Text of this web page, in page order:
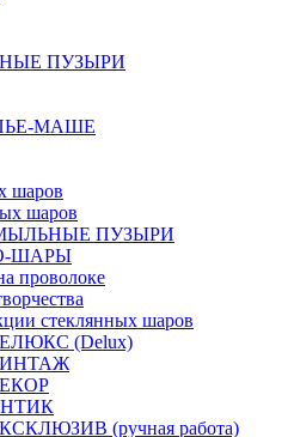
ПУЗЫРИ
МАШЕ
шаров
шаров
МЫЛЬНЫЕ ПУЗЫРИ
ШАРЫ
проволоке
стеклянных шаров
(Delux)
(ручная работа)